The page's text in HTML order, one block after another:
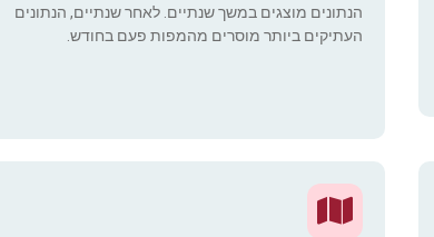
הנתונים מוצגים במשך שנתיים. לאחר שנתיים, הנתונים
העתיקים ביותר מוסרים מהמפות פעם בחודש.